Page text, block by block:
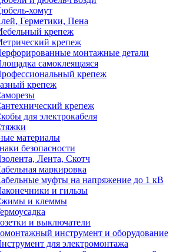
хомут
Герметики, Пена
крепеж
крепеж
монтажные детали
самоклеящаяся
крепеж
крепеж
крепеж
для электрокабеля
материалы
безопасности
Лента, Скотч
маркировка
муфты на напряжение до 1 кВ
и гильзы
и клеммы
и выключатели
инструмент и оборудование
для электромонтажа